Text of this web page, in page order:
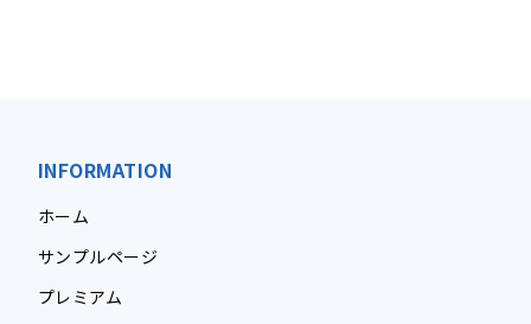
INFORMATION
ホーム
サンプルページ
プレミアム